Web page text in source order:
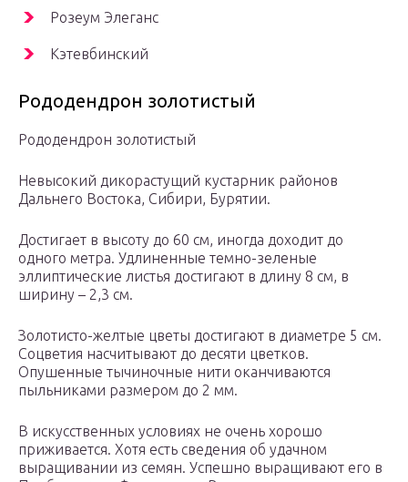
Розеум Элеганс
Кэтевбинский
Рододендрон золотистый
Рододендрон золотистый
Невысокий дикорастущий кустарник районов
Дальнего Востока, Сибири, Бурятии.
Достигает в высоту до 60 см, иногда доходит до
одного метра. Удлиненные темно-зеленые
эллиптические листья достигают в длину 8 см, в
ширину – 2,3 см.
Золотисто-желтые цветы достигают в диаметре 5 см.
Соцветия насчитывают до десяти цветков.
Опушенные тычиночные нити оканчиваются
пыльниками размером до 2 мм.
В искусственных условиях не очень хорошо
приживается. Хотя есть сведения об удачном
выращивании из семян. Успешно выращивают его в